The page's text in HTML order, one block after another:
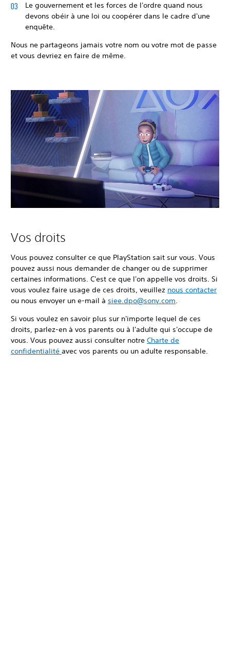
Le gouvernement et les forces de l'ordre quand nous
devons obéir à une loi ou coopérer dans le cadre d'une
enquête.
Nous ne partageons jamais votre nom ou votre mot de passe
et vous devriez en faire de même.
Vos droits
Vous pouvez consulter ce que PlayStation sait sur vous. Vous
pouvez aussi nous demander de changer ou de supprimer
certaines informations. C'est ce que l'on appelle vos droits. Si
vous voulez faire usage de ces droits, veuillez nous contacter
ou nous envoyer un e-mail à siee.dpo@sony.com.
Si vous voulez en savoir plus sur n'importe lequel de ces
droits, parlez-en à vos parents ou à l'adulte qui s'occupe de
vous. Vous pouvez aussi consulter notre Charte de
confidentialité avec vos parents ou un adulte responsable.